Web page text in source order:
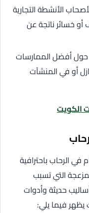
الأنشطة التجارية
خسائر ناتجة عن
أفضل الممارسات
أو في المنشآت
الكويت
الرحاب باحترافية
التي تسبب
حديثة وأدوات
يظهر فيما يلي: